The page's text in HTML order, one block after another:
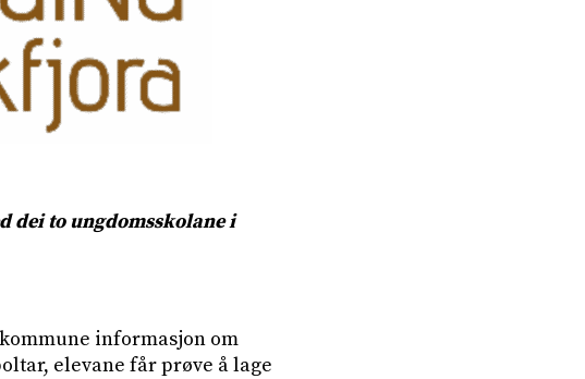
dei to ungdomsskolane i
informasjon om
elevane får prøve å lage